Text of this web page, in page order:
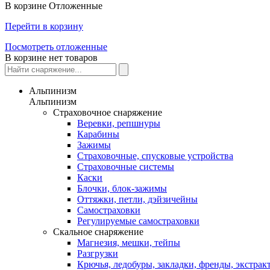
В корзине Отложенные
Перейти в корзину
Посмотреть отложенные
В корзине нет товаров
Альпинизм
Альпинизм
Страховочное снаряжение
Веревки, репшнуры
Карабины
Зажимы
Страховочные, спусковые устройства
Страховочные системы
Каски
Блочки, блок-зажимы
Оттяжки, петли, дэйзичейны
Самостраховки
Регулируемые самостраховки
Скальное снаряжение
Магнезия, мешки, тейпы
Разгрузки
Крючья, ледобуры, закладки, френды,